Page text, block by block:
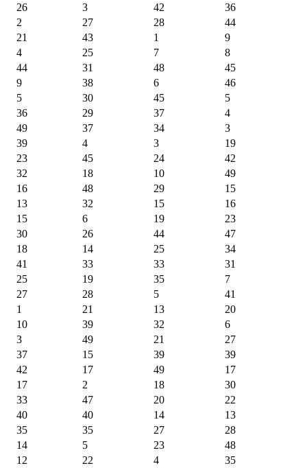
26
3 42
36
2
27 28
44
21
43 1
9
4
25 7
8
44
31 48
45
9
38 6
46
5
30 45
5
36
29 37
4
49
37 34
3
39
4 3
19
23
45 24
42
32
18 10
49
16
48 29
15
13
32 15
16
15
6 19
23
30
26 44
47
18
14 25
34
41
33 33
31
25
19 35
7
27
28 5
41
1
21 13
20
10
39 32
6
3
49 21
27
37
15 39
39
42
17 49
17
17
2 18
30
33
47 20
22
40
40 14
13
35
35 27
28
14
5 23
48
12
22 4
35